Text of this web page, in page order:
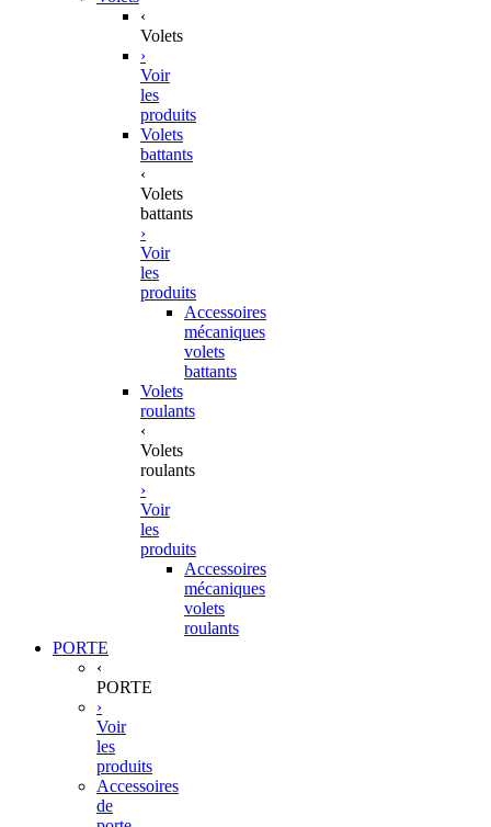
‹
Volets
›
Voir
les
produits
Volets
battants
‹
Volets
battants
›
Voir
les
produits
Accessoires
mécaniques
volets
battants
Volets
roulants
‹
Volets
roulants
›
Voir
les
produits
Accessoires
mécaniques
volets
roulants
PORTE
‹
PORTE
›
Voir
les
produits
Accessoires
de